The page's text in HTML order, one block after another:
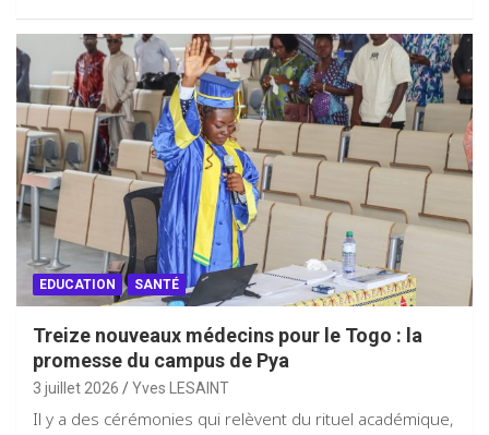
EDUCATION SANTÉ
Treize nouveaux médecins pour le Togo : la
promesse du campus de Pya
3 juillet 2026 Yves LESAINT
Il y a des cérémonies qui relèvent du rituel académique,